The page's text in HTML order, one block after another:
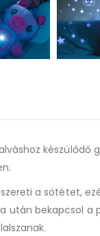
készülődő
a sötétet,
után bekapcsol a